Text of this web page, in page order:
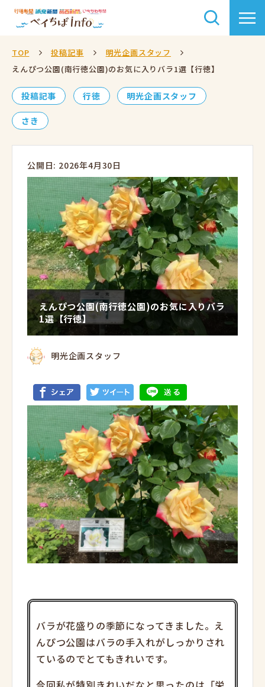
TOP 投稿記事
明光企画スタッフ
えんぴつ公園(南行徳公園)のお気に入りバラ1選【行徳】
投稿記事 行徳 明光企画スタッフ
さき
公開日: 2026年4月30日
えんぴつ公園(南行徳公園)のお気に入りバラ
1選【行徳】
明光企画スタッフ
バラが花盛りの季節になってきました。え
んぴつ公園はバラの手入れがしっかりされ
ているのでとてもきれいです。